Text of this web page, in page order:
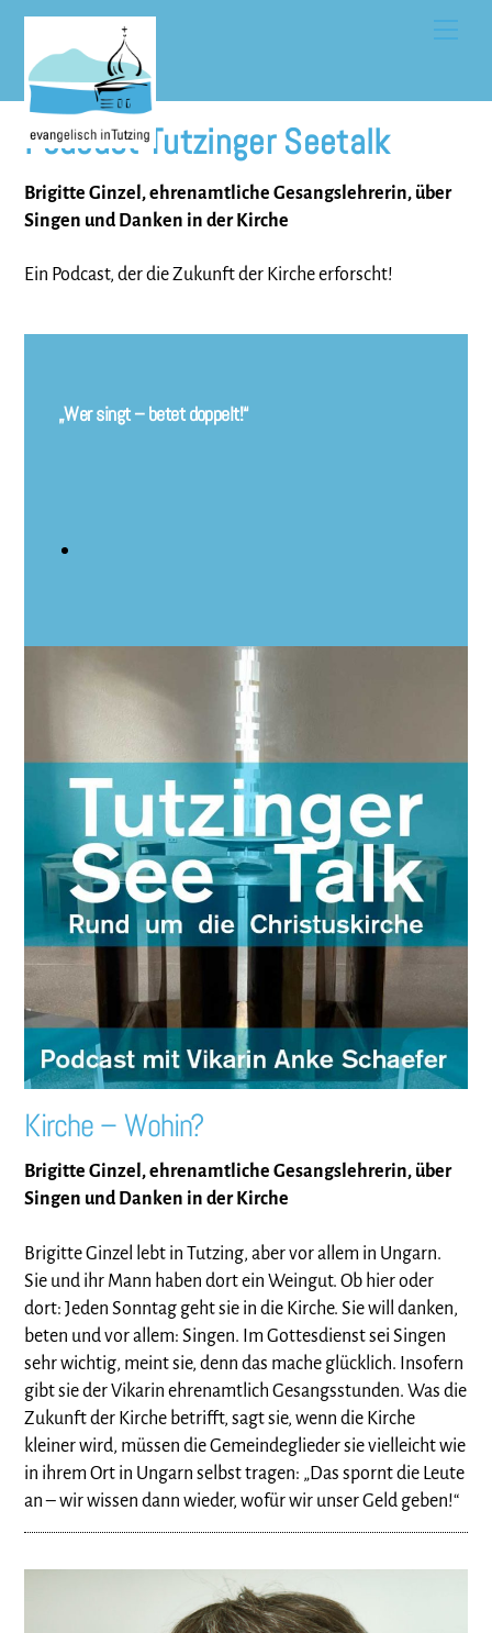
Skip
content
Podcast Tutzinger Seetalk
Brigitte Ginzel, ehrenamtliche Gesangslehrerin, über
Singen und Danken in der Kirche
Ein Podcast, der die Zukunft der Kirche erforscht!
„Wer singt – betet doppelt!“
Kirche – Wohin?
Brigitte Ginzel, ehrenamtliche Gesangslehrerin, über
Singen und Danken in der Kirche
Brigitte Ginzel lebt in Tutzing, aber vor allem in Ungarn.
Sie und ihr Mann haben dort ein Weingut. Ob hier oder
dort: Jeden Sonntag geht sie in die Kirche. Sie will danken,
beten und vor allem: Singen. Im Gottesdienst sei Singen
sehr wichtig, meint sie, denn das mache glücklich. Insofern
gibt sie der Vikarin ehrenamtlich Gesangsstunden. Was die
Zukunft der Kirche betrifft, sagt sie, wenn die Kirche
kleiner wird, müssen die Gemeindeglieder sie vielleicht wie
in ihrem Ort in Ungarn selbst tragen: „Das spornt die Leute
an – wir wissen dann wieder, wofür wir unser Geld geben!“